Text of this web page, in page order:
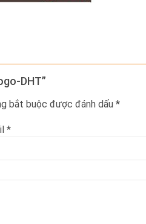
DHT”
bắt buộc được đánh dấu *
*